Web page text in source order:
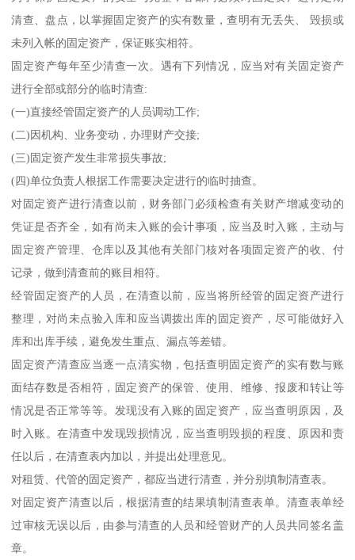
清查、盘点，以掌握固定资产的实有数量，查明有无丢失、 毁损或
未列入帐的固定资产，保证账实相符。
固定资产每年至少清查一次。遇有下列情况，应当对有关固定资产
进行全部或部分的临时清查:
(一)直接经管固定资产的人员调动工作;
(二)因机构、业务变动，办理财产交接;
(三)固定资产发生非常损失事故;
(四)单位负责人根据工作需要决定进行的临时抽查。
对固定资产进行清查以前，财务部门必须检查有关财产增减变动的
凭证是否齐全，如有尚未入账的会计事项，应当及时入账，主动与
固定资产管理、仓库以及其他有关部门核对各项固定资产的收、付
记录，做到清查前的账目相符。
经管固定资产的人员，在清查以前，应当将所经管的固定资产进行
整理，对尚未点验入库和应当调拨出库的固定资产，尽可能做好入
库和出库手续，避免发生重点、漏点等差错。
固定资产清查应当逐一点清实物，包括查明固定资产的实有数与账
面结存数是否相符，固定资产的保管、使用、维修、报废和转让等
情况是否正常等等。发现没有入账的固定资产，应当查明原因，及
时入账。在清查中发现毁损情况，应当查明毁损的程度、原因和责
任以后，在清查表内加以，并提出处理意见。
对租赁、代管的固定资产，都应当进行清查，并分别填制清查表。
对固定资产清查以后，根据清查的结果填制清查表单。清查表单经
过审核无误以后，由参与清查的人员和经管财产的人员共同签名盖
章。